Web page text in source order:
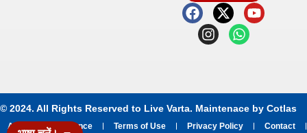
© 2024. All Rights Reserved to Live Varta. Maintenace by Cotlas
About Grievance Terms of Use Privacy Policy Contact